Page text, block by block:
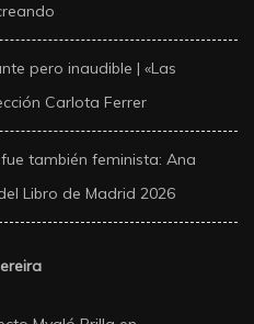
pero inaudible | «Las
Carlota Ferrer
también feminista: Ana
Libro de Madrid 2026